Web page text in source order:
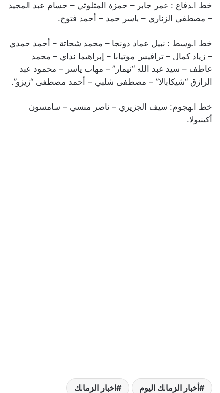
خط الدفاع : عمر جابر – حمزة المثلوثي – حسام عبد المجيد
– مصطفى الزناري – ياسر حمد – أحمد فتوح.
خط الوسط : نبيل عماد دونجا – محمد شحاتة – أحمد حمدي
– زياد كمال – ترافيس موتيابا – إبراهيما نداي – محمد
عاطف – سيد عبد الله “نيمار” – مهاب ياسر – محمود عبد
الرازق “شيكابالا” – مصطفى شلبي – أحمد مصطفى “زيزو”.
خط الهجوم: سيف الجزيري – ناصر منسي – سامسون
أكينيولا.
أخبار الزمالك اليوم اخبار الزمالك